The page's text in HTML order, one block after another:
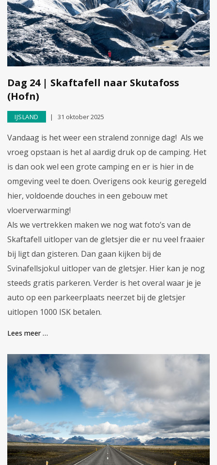
Dag 24 | Skaftafell naar Skutafoss
(Hofn)
IJSLAND 31 oktober 2025
Vandaag is het weer een stralend zonnige dag! Als we
vroeg opstaan is het al aardig druk op de camping. Het
is dan ook wel een grote camping en er is hier in de
omgeving veel te doen. Overigens ook keurig geregeld
hier, voldoende douches in een gebouw met
vloerverwarming!
Als we vertrekken maken we nog wat foto’s van de
Skaftafell uitloper van de gletsjer die er nu veel fraaier
bij ligt dan gisteren. Dan gaan kijken bij de
Svinafellsjokul uitloper van de gletsjer. Hier kan je nog
steeds gratis parkeren. Verder is het overal waar je je
auto op een parkeerplaats neerzet bij de gletsjer
uitlopen 1000 ISK betalen.
Lees meer …